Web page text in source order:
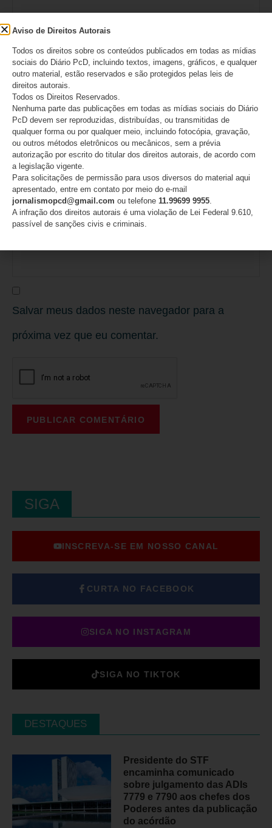
Nome *
E-mail*
Site
Salvar meus dados neste navegador para a
próxima vez que eu comentar.
SIGA
INSCREVA-SE EM NOSSO CANAL
CURTA NO FACEBOOK
SIGA NO INSTAGRAM
SIGA NO TIKTOK
DESTAQUES
Presidente do STF
encaminha comunicado
sobre julgamento das ADIs
7779 e 7790 aos chefes dos
Poderes antes da publicação
do acórdão
Aviso de Direitos Autorais
Todos os direitos sobre os conteúdos publicados em todas as mídias
sociais do Diário PcD, incluindo textos, imagens, gráficos, e qualquer
outro material, estão reservados e são protegidos pelas leis de
direitos autorais.
Todos os Direitos Reservados.
Nenhuma parte das publicações em todas as mídias sociais do Diário
PcD devem ser reproduzidas, distribuídas, ou transmitidas de
qualquer forma ou por qualquer meio, incluindo fotocópia, gravação,
ou outros métodos eletrônicos ou mecânicos, sem a prévia
autorização por escrito do titular dos direitos autorais, de acordo com
a legislação vigente.
Para solicitações de permissão para usos diversos do material aqui
apresentado, entre em contato por meio do e-mail
jornalismopcd@gmail.com ou telefone 11.99699 9955.
A infração dos direitos autorais é uma violação de Lei Federal 9.610,
passível de sanções civis e criminais.